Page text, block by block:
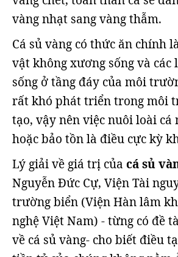
vàng nhạt sang vàng thẫm.
Cá sủ vàng có thức ăn chính
vật không xương sống và các
sống ở tầng đáy của môi
rất khó phát triển trong môi
tạo, vậy nên việc nuôi loài cá
hoặc bảo tồn là điều cực kỳ
Lý giải về giá trị của cá sủ
Nguyễn Đức Cự, Viện Tài
trường biển (Viện Hàn lâm
nghệ Việt Nam) - từng có đề
về cá sủ vàng- cho biết điều